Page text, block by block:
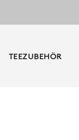
TEEZUBEHÖR